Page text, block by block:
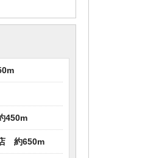
450m
約650m